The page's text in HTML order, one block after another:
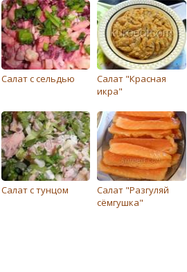
Салат с сельдью
Салат "Красная
икра"
Салат с тунцом
Салат "Разгуляй
сёмгушка"